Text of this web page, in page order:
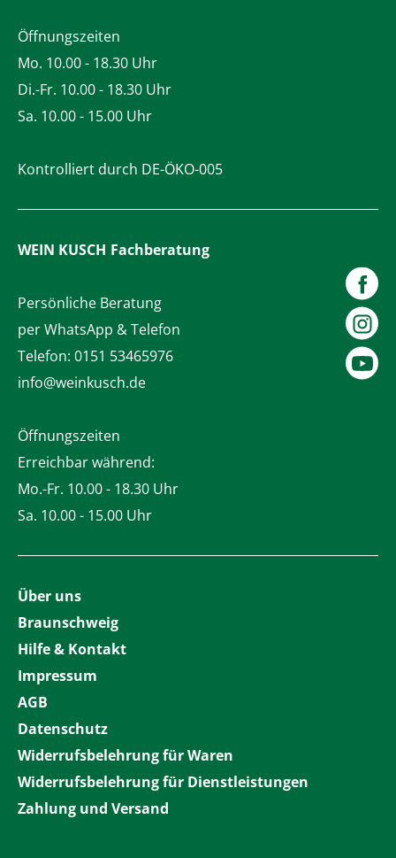
Öffnungszeiten
Mo. 10.00 - 18.30 Uhr
Di.-Fr. 10.00 - 18.30 Uhr
Sa. 10.00 - 15.00 Uhr
Kontrolliert durch DE-ÖKO-005
WEIN KUSCH Fachberatung
Persönliche Beratung
per WhatsApp & Telefon
Telefon: 0151 53465976
info@weinkusch.de
Öffnungszeiten
Erreichbar während:
Mo.-Fr. 10.00 - 18.30 Uhr
Sa. 10.00 - 15.00 Uhr
Über uns
Braunschweig
Hilfe & Kontakt
Impressum
AGB
Datenschutz
Widerrufsbelehrung für Waren
Widerrufsbelehrung für Dienstleistungen
Zahlung und Versand